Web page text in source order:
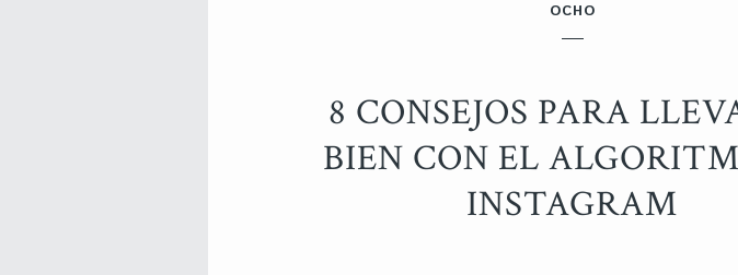
OCHO
8 CONSEJOS PARA
BIEN CON EL
INSTAGRAM